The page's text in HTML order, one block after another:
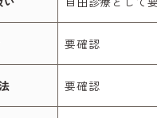
要確認
要確認